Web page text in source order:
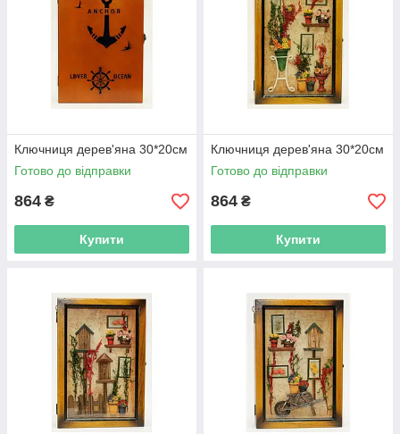
Ключниця дерев'яна 30*20см
Готово до відправки
864 ₴
Купити
Ключниця дерев'яна 30*20см
Готово до відправки
864 ₴
Купити